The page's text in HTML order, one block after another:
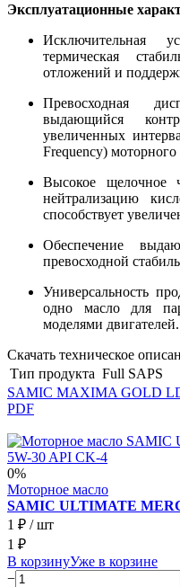
Эксплуатационные
Исключительная
термическая
отложений и
Превосходная
выдающийся
увеличенных
Frequency) моторного
Высокое щелочное
нейтрализацию
способствует
Обеспечение
превосходной
Универсальность
одно масло для
моделями двигателей.
Скачать техническое
Тип продукта Full SAPS
SAMIC MAXIMA GOLD
PDF
0%
Моторное масло
SAMIC ULTIMATE
1 ₽ / шт
1 ₽
В корзинуУже в корзине
−